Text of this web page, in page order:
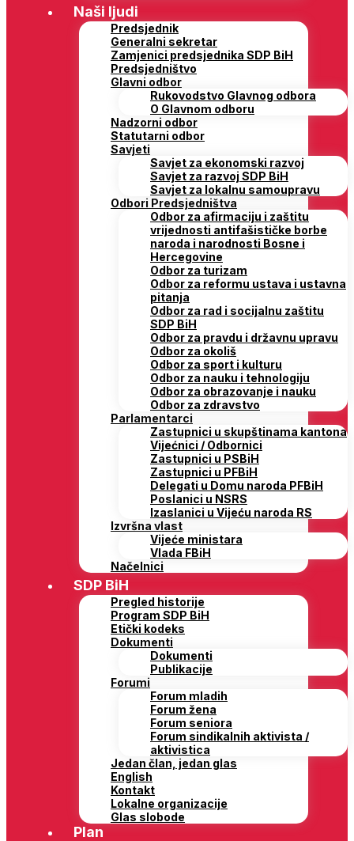
Naši ljudi
Predsjednik
Generalni sekretar
Zamjenici predsjednika SDP BiH
Predsjedništvo
Glavni odbor
Rukovodstvo Glavnog odbora
O Glavnom odboru
Nadzorni odbor
Statutarni odbor
Savjeti
Savjet za ekonomski razvoj
Savjet za razvoj SDP BiH
Savjet za lokalnu samoupravu
Odbori Predsjedništva
Odbor za afirmaciju i zaštitu
vrijednosti antifašističke borbe
naroda i narodnosti Bosne i
Hercegovine
Odbor za turizam
Odbor za reformu ustava i ustavna
pitanja
Odbor za rad i socijalnu zaštitu
SDP BiH
Odbor za pravdu i državnu upravu
Odbor za okoliš
Odbor za sport i kulturu
Odbor za nauku i tehnologiju
Odbor za obrazovanje i nauku
Odbor za zdravstvo
Parlamentarci
Zastupnici u skupštinama kantona
Vijećnici / Odbornici
Zastupnici u PSBiH
Zastupnici u PFBiH
Delegati u Domu naroda PFBiH
Poslanici u NSRS
Izaslanici u Vijeću naroda RS
Izvršna vlast
Vijeće ministara
Vlada FBiH
Načelnici
SDP BiH
Pregled historije
Program SDP BiH
Etički kodeks
Dokumenti
Dokumenti
Publikacije
Forumi
Forum mladih
Forum žena
Forum seniora
Forum sindikalnih aktivista /
aktivistica
Jedan član, jedan glas
English
Kontakt
Lokalne organizacije
Glas slobode
Plan